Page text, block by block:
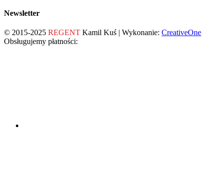
Newsletter
© 2015-2025 REGENT Kamil Kuś | Wykonanie: CreativeOne
Obsługujemy płatności: